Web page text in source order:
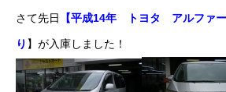
各種作業料金
さて先日 【平成14年 トヨタ アルファ
り 】が入庫しました！